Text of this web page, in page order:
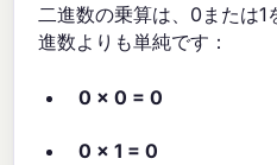
二進数の乗算は、0または
進数よりも単純です：
0 × 0 = 0
0 × 1 = 0